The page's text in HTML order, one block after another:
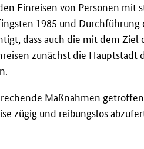
Einreisen von Personen mit
1985 und Durchführung
dass auch die mit dem Ziel
zunächst die Hauptstadt
Maßnahmen
zügig und reibungslos